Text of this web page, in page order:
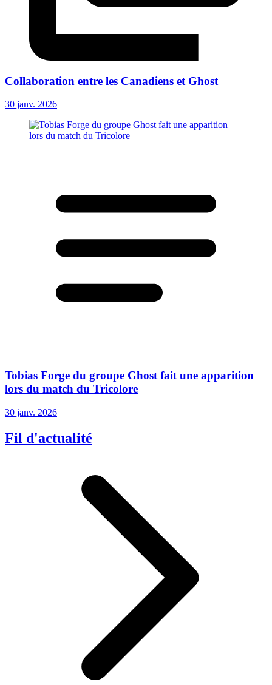
Collaboration entre les Canadiens et Ghost
30 janv. 2026
Tobias Forge du groupe Ghost fait une apparition
lors du match du Tricolore
30 janv. 2026
Fil d'actualité